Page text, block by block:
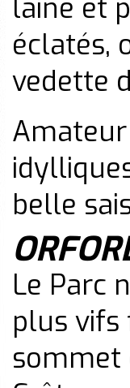
laine et
éclatés,
vedette
belle
Le Parc
plus vifs
sommet